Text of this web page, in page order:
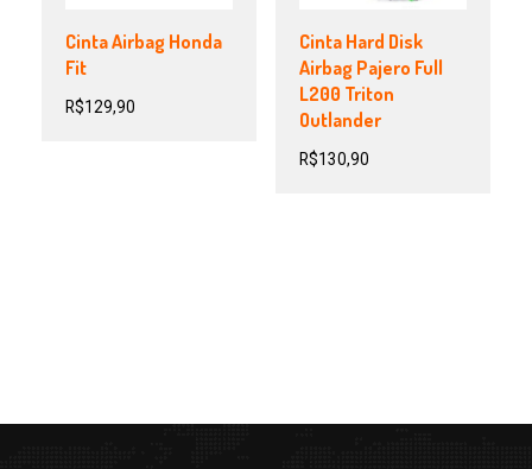
Cinta Airbag Honda
Fit
R$129,90
Cinta Hard Disk
Airbag Pajero Full
L200 Triton
Outlander
R$130,90